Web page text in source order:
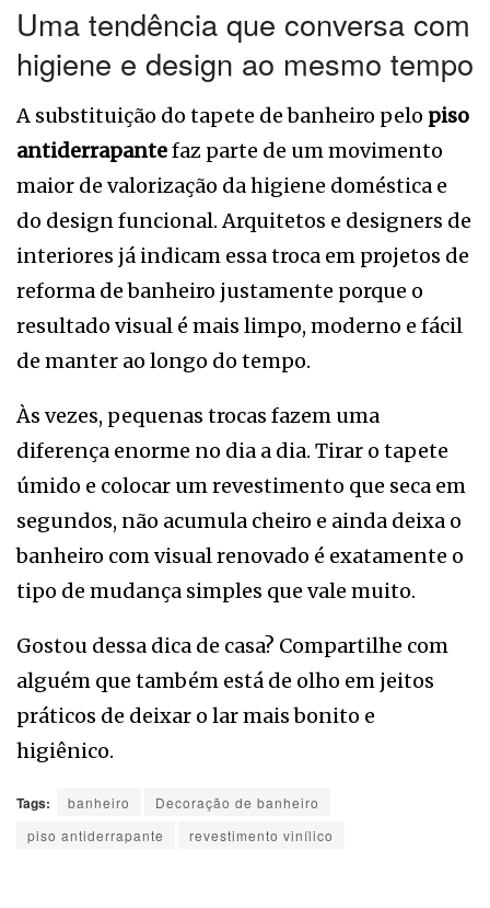
Uma tendência que conversa com
higiene e design ao mesmo tempo
A substituição do tapete de banheiro pelo piso
antiderrapantefaz parte de um movimento
maior de valorização da higiene doméstica e
do design funcional. Arquitetos e designers de
interiores já indicam essa troca em projetos de
reforma de banheiro justamente porque o
resultado visual é mais limpo, moderno e fácil
de manter ao longo do tempo.
Às vezes, pequenas trocas fazem uma
diferença enorme no dia a dia. Tirar o tapete
úmido e colocar um revestimento que seca em
segundos, não acumula cheiro e ainda deixa o
banheiro com visual renovado é exatamente o
tipo de mudança simples que vale muito.
Gostou dessa dica de casa? Compartilhe com
alguém que também está de olho em jeitos
práticos de deixar o lar mais bonito e
higiênico.
Tags: banheiro
Decoração de banheiro
piso antiderrapante
revestimento vinílico